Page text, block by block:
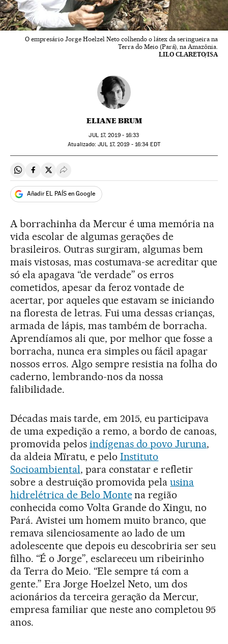
O empresário Jorge Hoelzel Neto colhendo o látex da seringueira na
Terra do Meio (Pará), na Amazônia.
LILO CLARETO/ISA
ELIANE BRUM
JUL17, 2019 - 16:33
atualizado: JUL17, 2019 - 16:34 EDT
Compartir en Whatsapp
Compartir en Facebook
Compartir en Twitter
Desplegar Redes Sociales
Añadir EL PAÍS en Google
A borrachinha da Mercur é uma memória na
vida escolar de algumas gerações de
brasileiros. Outras surgiram, algumas bem
mais vistosas, mas costumava-se acreditar que
só ela apagava “de verdade” os erros
cometidos, apesar da feroz vontade de
acertar, por aqueles que estavam se iniciando
na floresta de letras. Fui uma dessas crianças,
armada de lápis, mas também de borracha.
Aprendíamos ali que, por melhor que fosse a
borracha, nunca era simples ou fácil apagar
nossos erros. Algo sempre resistia na folha do
caderno, lembrando-nos da nossa
falibilidade.
Décadas mais tarde, em 2015, eu participava
de uma expedição a remo, a bordo de canoas,
promovida pelos indígenas do povo Juruna,
da aldeia Mïratu, e pelo Instituto
Socioambiental, para constatar e refletir
sobre a destruição promovida pelausina
hidrelétrica de Belo Montena região
conhecida como Volta Grande do Xingu, no
Pará. Avistei um homem muito branco, que
remava silenciosamente ao lado de um
adolescente que depois eu descobriria ser seu
filho. “É o Jorge”, esclareceu um ribeirinho
da Terra do Meio. “Ele sempre tá com a
gente.” Era Jorge Hoelzel Neto, um dos
acionários da terceira geração da Mercur,
empresa familiar que neste ano completou 95
anos.